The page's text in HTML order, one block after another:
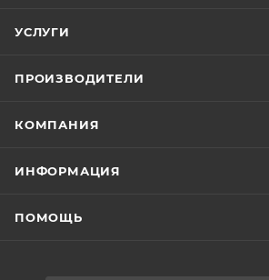
УСЛУГИ
ПРОИЗВОДИТЕЛИ
КОМПАНИЯ
ИНФОРМАЦИЯ
ПОМОЩЬ